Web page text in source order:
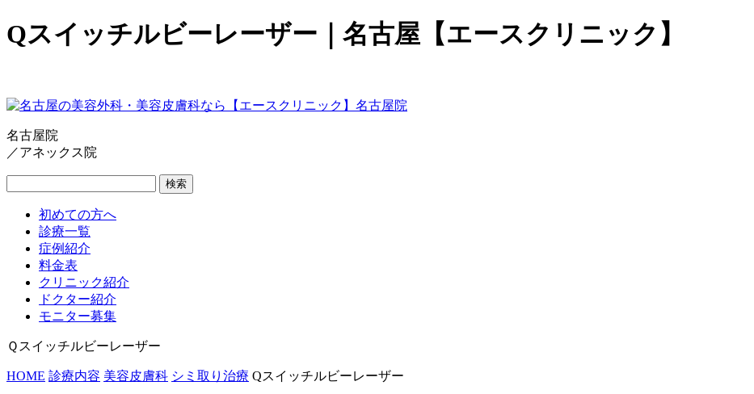
Qスイッチルビーレーザー｜名古屋【エースクリニック】
名古屋院
／アネックス院
検索
初めての方へ
診療一覧
症例紹介
料金表
クリニック紹介
ドクター紹介
モニター募集
Ｑスイッチルビーレーザー
HOME 診療内容 美容皮膚科 シミ取り治療 Qスイッチルビーレーザー